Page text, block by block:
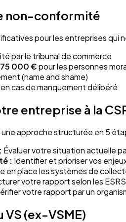
non-conformité
pour les entreprises
par le tribunal de commerce
000 €pour les personnes
(name and shame)
cas de manquement délibéré
entreprise à la
approche structurée en 5
Évaluer votre situation actuelle
: Identifier et prioriser vos
en place les systèmes de
votre rapport selon les
votre rapport par un
VS (ex-VSME)